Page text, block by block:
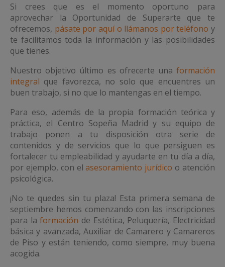
Si crees que es el momento oportuno para
aprovechar la Oportunidad de Superarte que te
ofrecemos, pásate por aquí o llámanos por teléfono y
te facilitamos toda la información y las posibilidades
que tienes.
Nuestro objetivo último es ofrecerte una formación
integral que favorezca, no solo que encuentres un
buen trabajo, si no que lo mantengas en el tiempo.
Para eso, además de la propia formación teórica y
práctica, el Centro Sopeña Madrid y su equipo de
trabajo ponen a tu disposición otra serie de
contenidos y de servicios que lo que persiguen es
fortalecer tu empleabilidad y ayudarte en tu día a día,
por ejemplo, con elasesoramiento jurídico o atención
psicológica.
¡No te quedes sin tu plaza! Esta primera semana de
septiembre hemos comenzando con las inscripciones
para laformación de Estética, Peluquería, Electricidad
básica y avanzada, Auxiliar de Camarero y Camareros
de Piso y están teniendo, como siempre, muy buena
acogida.